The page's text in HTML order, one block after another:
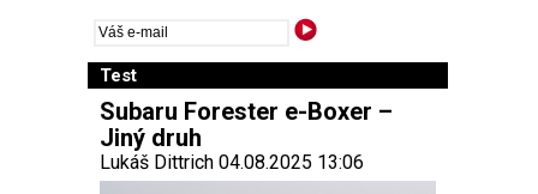
Test
Subaru Forester e-Boxer –
Jiný druh
Lukáš Dittrich 04.08.2025 13:06